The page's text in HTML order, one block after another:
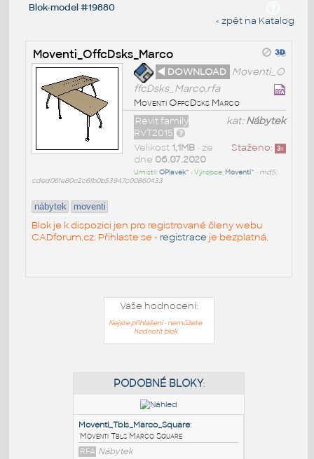
Blok-model #19880
« zpět na Katalog
Moventi_OffcDsks_Marco
◄ DOWNLOAD Moventi_O
ffcDsks_Marco.rfa
Moventi OffcDsks Marco
kat:Nábytek
Revit family
RVT2015
Staženo: 3x
Velikost 1,1MB• ze
dne 06.07.2020
Umístil:OPlavek^ • Výrobce: Moventi^ • md5:
cded061e80c2c61b0b53947c00860433
nábytek moventi
Blok je k dispozici jen pro registrované členy webu
CADforum.cz. Přihlaste se - registrace je bezplatná.
Vaše hodnocení:
Nejste přihlášeni - nemůžete
hodnotit blok